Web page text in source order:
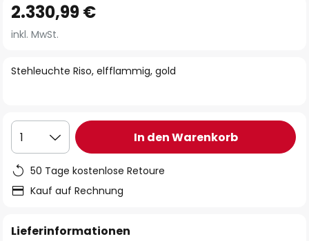
Anfang
der
springen
Stehleuchte Riso, elfflammig, gold
2.330,99 €
inkl. MwSt.
1 In den Warenkorb
50 Tage kostenlose Retoure
Kauf auf Rechnung
Lieferinformationen